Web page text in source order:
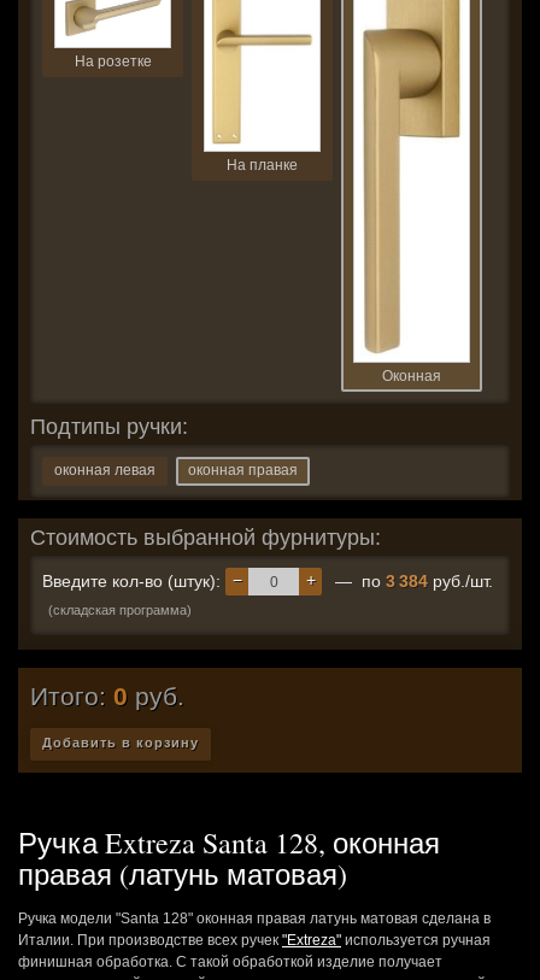
На розетке
На планке
Оконная
Подтипы ручки:
оконная левая оконная правая
Стоимость выбранной фурнитуры:
Введите кол-во (штук): +
− — по 3 384 руб./шт.
(складская программа)
Итого: 0 руб.
Добавить в корзину
Ручка Extreza Santa 128, оконная
правая (латунь матовая)
Ручка модели "Santa 128" оконная правая латунь матовая сделана в
Италии. При производстве всех ручек "Extreza" используется ручная
финишная обработка. С такой обработкой изделие получает